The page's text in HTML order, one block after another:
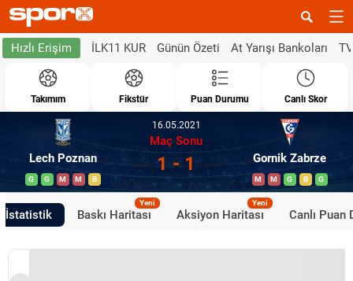
Hızlı Erişim İLK11 KUR Günün Özeti At Yarışı Bankoları
Takımım Fikstür Puan Durumu Canlı Skor
Lech Poznan
G G M M B
16.05.2021
Maç Sonu
1 - 1 Gornik Zabrze
M M G B G
İstatistik Baskı Haritası
Yeni
Aksiyon Haritası
Yeni
Canlı Puan